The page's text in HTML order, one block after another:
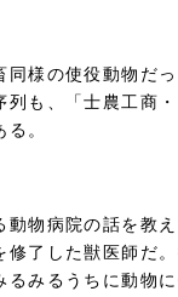
様の使役動物だ
も、「士農工商
。
物病院の話を教
了した獣医師だ
みるうちに動物